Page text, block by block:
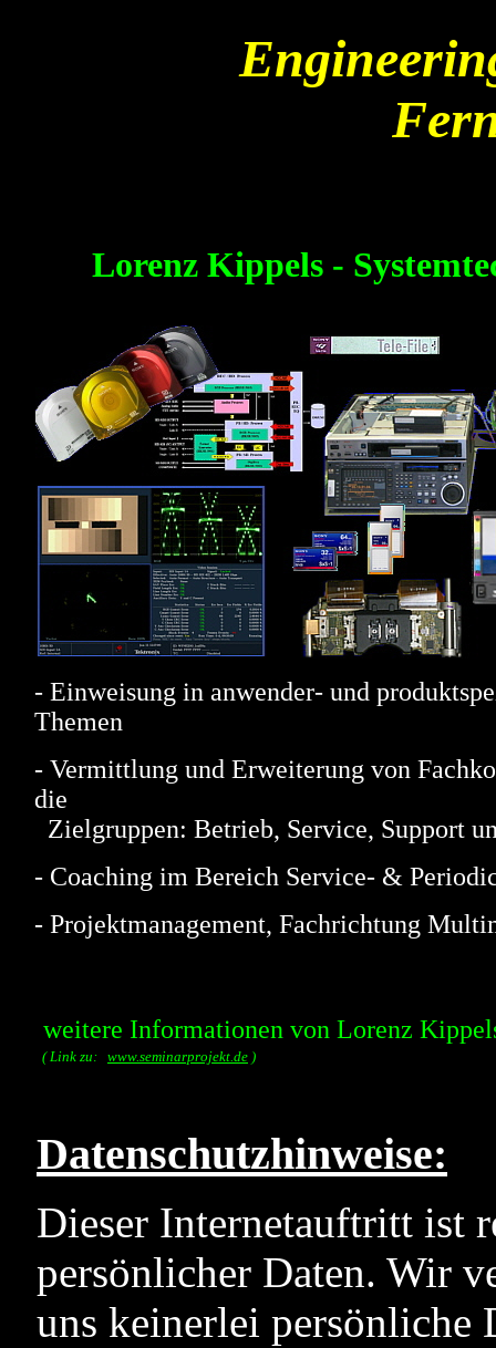
Lorenz Kippels -
- Einweisung in anwender- und
Themen
- Vermittlung und Erweiterung von
die
Zielgruppen: Betrieb, Service, Support
- Coaching im Bereich Service- &
- Projektmanagement, Fachrichtung
weitere Informationen von Lorenz
( Link zu: www.seminarprojekt.de )
Datenschutzhinweise:
Dieser Internetauftritt ist
persönlicher Daten. Wir
uns keinerlei persönliche